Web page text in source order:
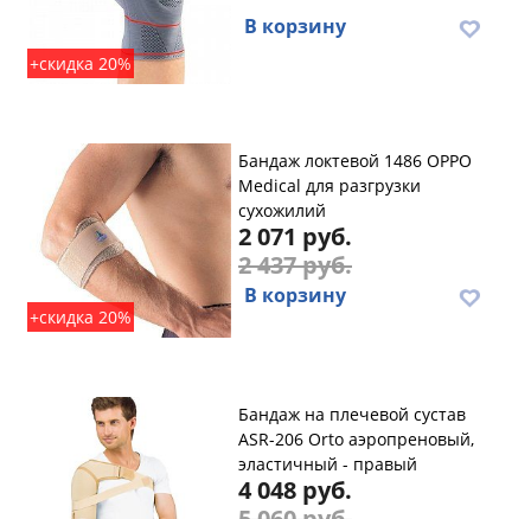
+скидка 20%
В корзину
+скидка 20%
Бандаж локтевой 1486 OPPO
Medical для разгрузки
сухожилий
2 071 руб.
2 437 руб.
В корзину
Бандаж на плечевой сустав
ASR-206 Orto аэропреновый,
эластичный - правый
4 048 руб.